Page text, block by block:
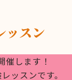
ッスン
催します！
ッスンです。